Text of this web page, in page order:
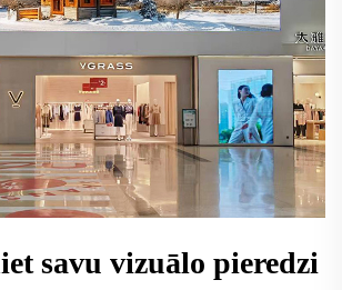
savu vizuālo pieredzi